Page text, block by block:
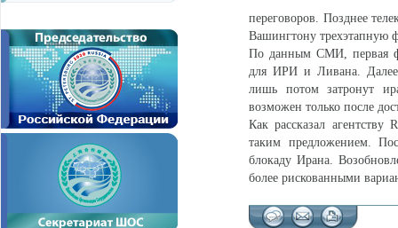
переговоров. Позднее
Вашингтону трехэтапную
По данным СМИ, первая
для ИРИ и Ливана. Далее
лишь потом затронут
возможен только после
Как рассказал агентству
таким предложением.
блокаду Ирана.
более рискованными